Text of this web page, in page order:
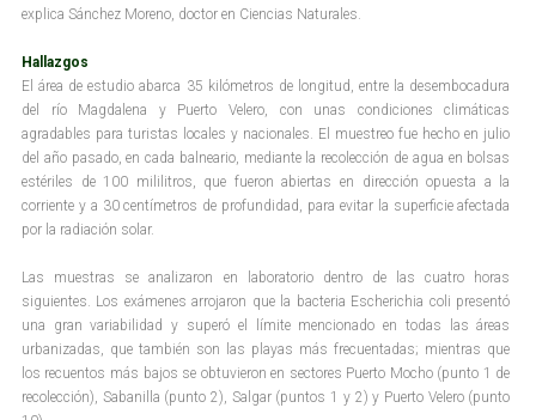
explica Sánchez Moreno, doctor en Ciencias Naturales.
Hallazgos
El área de estudio abarca 35 kilómetros de longitud, entre la desembocadura
del río Magdalena y Puerto Velero, con unas condiciones climáticas
agradables para turistas locales y nacionales. El muestreo fue hecho en julio
del año pasado, en cada balneario, mediante la recolección de agua en bolsas
estériles de 100 mililitros, que fueron abiertas en dirección opuesta a la
corriente y a 30 centímetros de profundidad, para evitar la superficie afectada
por la radiación solar.
Las muestras se analizaron en laboratorio dentro de las cuatro horas
siguientes. Los exámenes arrojaron que la bacteria Escherichia coli presentó
una gran variabilidad y superó el límite mencionado en todas las áreas
urbanizadas, que también son las playas más frecuentadas; mientras que
los recuentos más bajos se obtuvieron en sectores Puerto Mocho (punto 1 de
recolección), Sabanilla (punto 2), Salgar (puntos 1 y 2) y Puerto Velero (punto